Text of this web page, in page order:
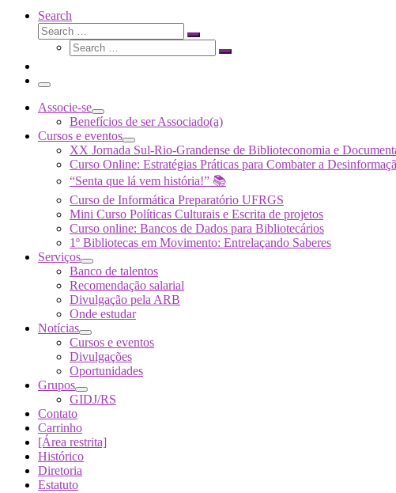
Search
Search
Search
Search
Search
Menu
Associe-se
Benefícios de ser Associado(a)
Cursos e eventos
XX Jornada Sul-Rio-Grandense de Biblioteconomia e
Curso Online: Estratégias Práticas para Combater a
“Senta que lá vem história!” 📚
Curso de Informática Preparatório UFRGS
Mini Curso Políticas Culturais e Escrita de projetos
Curso online: Bancos de Dados para Bibliotecários
1º Bibliotecas em Movimento: Entrelaçando Saberes
Serviços
Banco de talentos
Recomendação salarial
Divulgação pela ARB
Onde estudar
Notícias
Cursos e eventos
Divulgações
Oportunidades
Grupos
GIDJ/RS
Contato
Carrinho
[Área restrita]
Histórico
Diretoria
Estatuto